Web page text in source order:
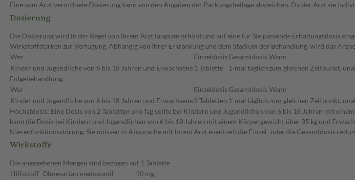
Eine vom Arzt verordnete Dosierung kann von den Angaben der Packungsbeilage abweichen. Da der Arzt sie
Dosierung
Die Dosierung wird in der Regel von Ihrem Arzt langsam erhöht und auf eine für Sie passende Erhaltungsdosis
Wirkstoffstärken zur Verfügung. Abhängig von Ihrer Erkrankung und dem Stadium der Behandlung, wird das
Wer
Einzeldosis Gesamtdosis Wann
Kinder und Jugendliche von 6 bis 18 Jahren und Erwachsene 1 Tablette 1-mal täglich zum gleichen Zeitpunkt,
Folgebehandlung:
Wer
Einzeldosis Gesamtdosis Wann
Kinder und Jugendliche von 6 bis 18 Jahren und Erwachsene2 Tabletten 1-mal täglich zum gleichen Zeitpunkt,
Höchstdosis: Eine Dosis von 2 Tabletten pro Tag sollte bei Kindern und Jugendlichen von 6 bis 18 Jahren mit
kann die Dosis bei Kindern und Jugendlichen von 6 bis 18 Jahren mit einem Körpergewicht über 35 kg und
Nierenfunktionsstörung: Sie müssen in Absprache mit Ihrem Arzt eventuell die Einzel- oder die Gesamtdosis
Wirkstoffe
Die angegebenen Mengen sind bezogen auf 1 Tablette
Hilfsstoff Olmesartan medoxomil
10 mg